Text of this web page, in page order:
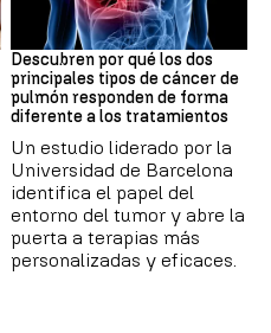
Cáncer de pulmón
Descubren por qué los dos
principales tipos de cáncer de
pulmón responden de forma
diferente a los tratamientos
Un estudio liderado por la
Universidad de Barcelona
identifica el papel del
entorno del tumor y abre la
puerta a terapias más
personalizadas y eficaces.